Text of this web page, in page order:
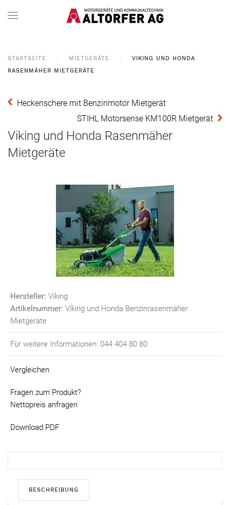
STARTSEITE MIETGERÄTE
VIKING UND HONDA
RASENMÄHER MIETGERÄTE
Heckenschere mit Benzinmotor Mietgerät
STIHL Motorsense KM100R Mietgerät
Viking und Honda Rasenmäher
Mietgeräte
Hersteller: Viking
Artikelnummer: Viking und Honda Benzinrasenmäher
Mietgeräte
Für weitere Informationen: 044 404 80 80
Vergleichen
Fragen zum Produkt?
Nettopreis anfragen
Download PDF
BESCHREIBUNG